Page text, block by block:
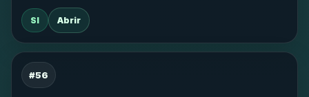
SI Abrir
#56